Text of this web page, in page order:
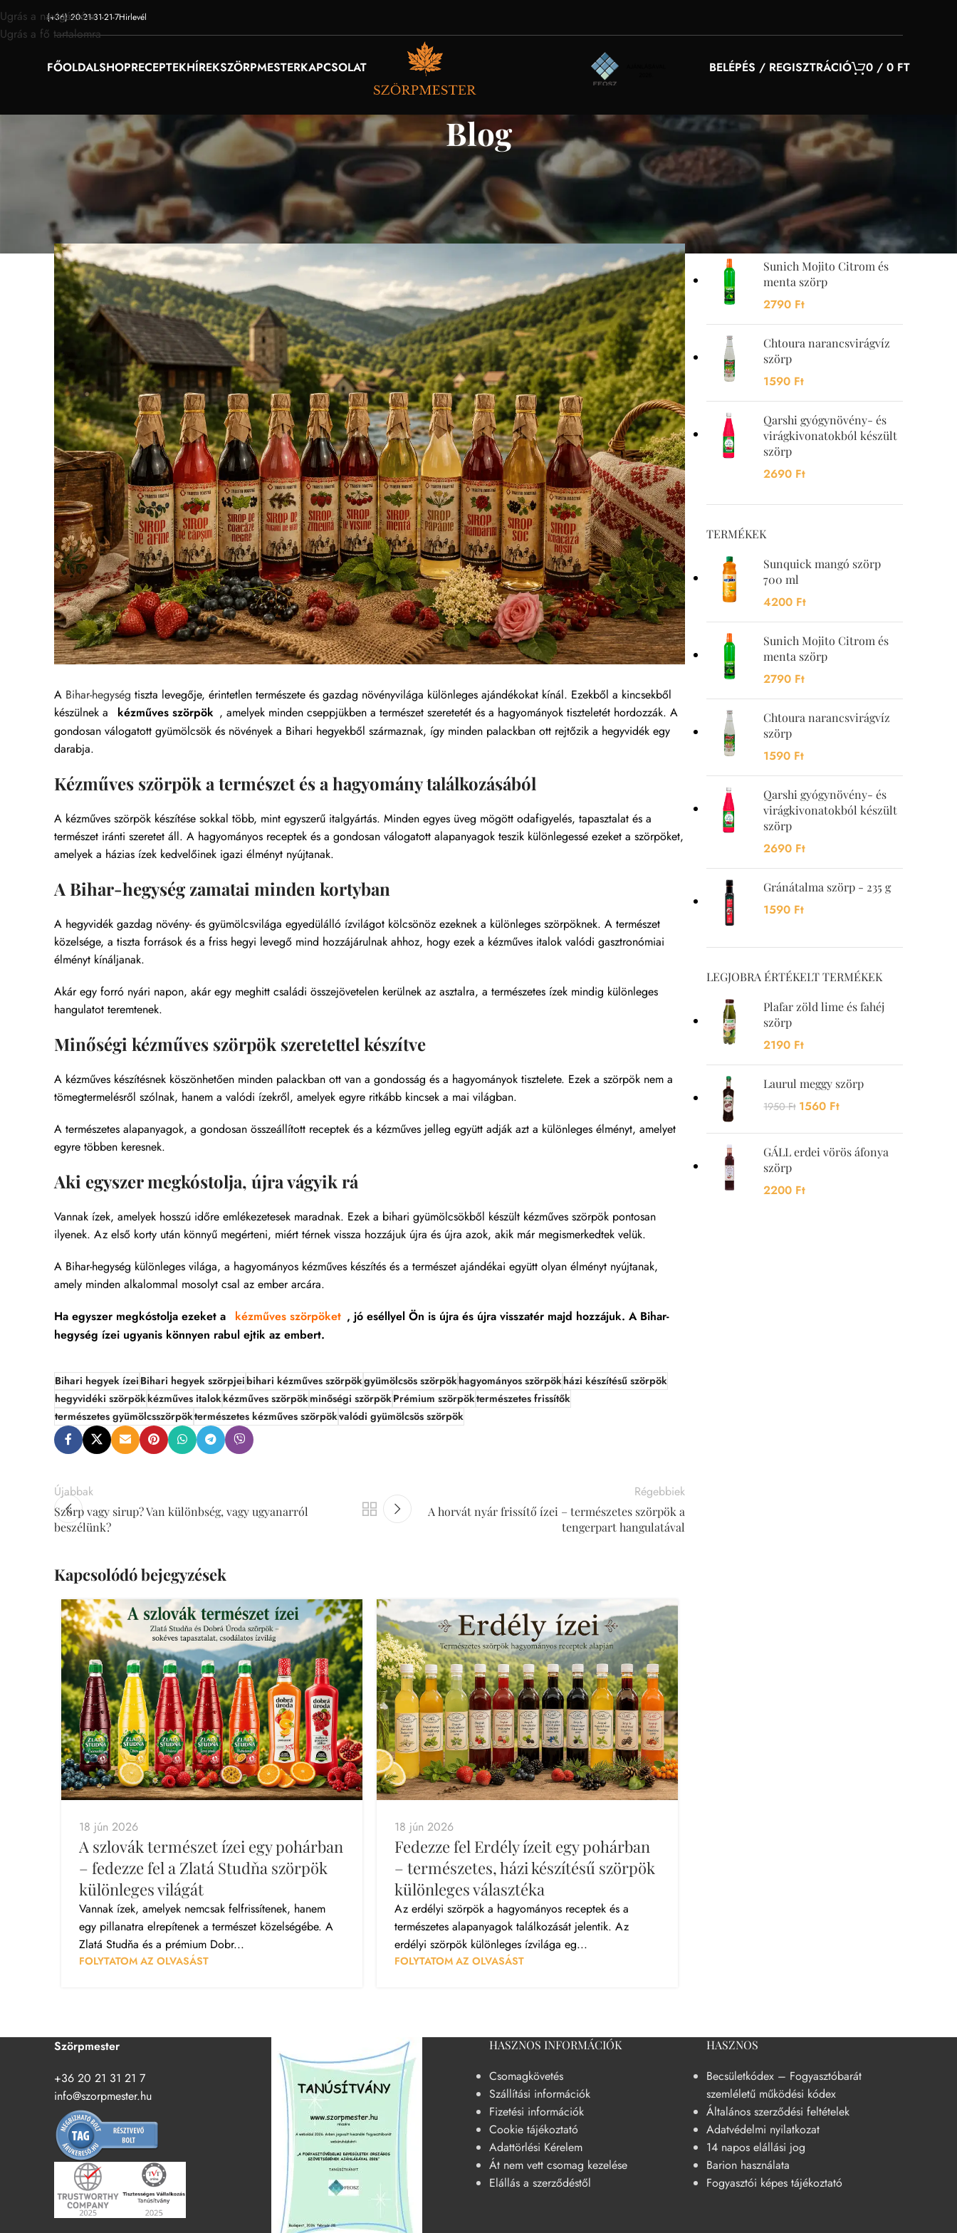
Ugrás a navigációra
Ugrás a fő tartalomra
(+36) 20-21-31-21-7Hirlevél
FŐOLDALSHOPRECEPTEKHÍREKSZÖRPMESTERKAPCSOLAT BELÉPÉS / REGISZTRÁCIÓ 0 / 0 FT
Blog
SZÖRPVILÁG
Bihari hegyek ízei palackba zárva – kézműves szörpök, amelyek újra és
újra visszacsábítanak
Be 2026. június 20.
A Bihar-hegység tiszta levegője, érintetlen természete és gazdag növényvilága különleges ajándékokat kínál. Ezekből a kincsekből
készülnek a
kézműves szörpök , amelyek minden cseppjükben a természet szeretetét és a hagyományok tiszteletét hordozzák. A
gondosan válogatott gyümölcsök és növények a Bihari hegyekből származnak, így minden palackban ott rejtőzik a hegyvidék egy
darabja.
Kézműves szörpök a természet és a hagyomány találkozásából
A kézműves szörpök készítése sokkal több, mint egyszerű italgyártás. Minden egyes üveg mögött odafigyelés, tapasztalat és a
természet iránti szeretet áll. A hagyományos receptek és a gondosan válogatott alapanyagok teszik különlegessé ezeket a szörpöket,
amelyek a házias ízek kedvelőinek igazi élményt nyújtanak.
A Bihar-hegység zamatai minden kortyban
A hegyvidék gazdag növény- és gyümölcsvilága egyedülálló ízvilágot kölcsönöz ezeknek a különleges szörpöknek. A természet
közelsége, a tiszta források és a friss hegyi levegő mind hozzájárulnak ahhoz, hogy ezek a kézműves italok valódi gasztronómiai
élményt kínáljanak.
Akár egy forró nyári napon, akár egy meghitt családi összejövetelen kerülnek az asztalra, a természetes ízek mindig különleges
hangulatot teremtenek.
Minőségi kézműves szörpök szeretettel készítve
A kézműves készítésnek köszönhetően minden palackban ott van a gondosság és a hagyományok tisztelete. Ezek a szörpök nem a
tömegtermelésről szólnak, hanem a valódi ízekről, amelyek egyre ritkább kincsek a mai világban.
A természetes alapanyagok, a gondosan összeállított receptek és a kézműves jelleg együtt adják azt a különleges élményt, amelyet
egyre többen keresnek.
Aki egyszer megkóstolja, újra vágyik rá
Vannak ízek, amelyek hosszú időre emlékezetesek maradnak. Ezek a bihari gyümölcsökből készült kézműves szörpök pontosan
ilyenek. Az első korty után könnyű megérteni, miért térnek vissza hozzájuk újra és újra azok, akik már megismerkedtek velük.
A Bihar-hegység különleges világa, a hagyományos kézműves készítés és a természet ajándékai együtt olyan élményt nyújtanak,
amely minden alkalommal mosolyt csal az ember arcára.
Ha egyszer megkóstolja ezeket a
kézműves szörpöket , jó eséllyel Ön is újra és újra visszatér majd hozzájuk. A Bihar-
hegység ízei ugyanis könnyen rabul ejtik az embert.
Bihari hegyek ízeiBihari hegyek szörpjeibihari kézműves szörpökgyümölcsös szörpökhagyományos szörpökházi készítésű szörpök
hegyvidéki szörpökkézműves italokkézműves szörpökminőségi szörpökPrémium szörpöktermészetes frissítők
természetes gyümölcsszörpöktermészetes kézműves szörpökvalódi gyümölcsös szörpök
Újabbak
Szörp vagy sirup? Van különbség, vagy ugyanarról
beszélünk?
Régebbiek
A horvát nyár frissítő ízei – természetes szörpök a
tengerpart hangulatával
Kapcsolódó bejegyzések
18 jún 2026
A szlovák természet ízei egy pohárban
– fedezze fel a Zlatá Studňa szörpök
különleges világát
Vannak ízek, amelyek nemcsak felfrissítenek, hanem
egy pillanatra elrepítenek a természet közelségébe. A
Zlatá Studňa és a prémium Dobr...
FOLYTATOM AZ OLVASÁST
18 jún 2026
Fedezze fel Erdély ízeit egy pohárban
– természetes, házi készítésű szörpök
különleges választéka
Az erdélyi szörpök a hagyományos receptek és a
természetes alapanyagok találkozását jelentik. Az
erdélyi szörpök különleges ízvilága eg...
FOLYTATOM AZ OLVASÁST
YOU MAY ALSO LIKE…
Sunquick mangó szörp
700 ml
4200Ft
Sunich Mojito Citrom és
menta szörp
2790 Ft
Chtoura narancsvirágvíz
szörp
1590 Ft
Qarshi gyógynövény- és
virágkivonatokból készült
szörp
2690 Ft
TERMÉKEK
Sunquick mangó szörp
700 ml
4200 Ft
Sunich Mojito Citrom és
menta szörp
2790 Ft
Chtoura narancsvirágvíz
szörp
1590 Ft
Qarshi gyógynövény- és
virágkivonatokból készült
szörp
2690 Ft
Gránátalma szörp - 235 g
1590 Ft
LEGJOBRA ÉRTÉKELT TERMÉKEK
Plafar zöld lime és fahéj
szörp
2190 Ft
Laurul meggy szörp
1950Ft 1560 Ft
GÁLL erdei vörös áfonya
szörp
2200 Ft
Szörpmester
+36 20 21 31 21 7
info@szorpmester.hu
HASZNOS INFORMÁCIÓK
Csomagkövetés
Szállítási információk
Fizetési információk
Cookie tájékoztató
Adattörlési Kérelem
Át nem vett csomag kezelése
Elállás a szerződéstől
HASZNOS
Becsületkódex – Fogyasztóbarát
szemléletű működési kódex
Általános szerződési feltételek
Adatvédelmi nyilatkozat
14 napos elállási jog
Barion használata
Fogyasztói képes tájékoztató